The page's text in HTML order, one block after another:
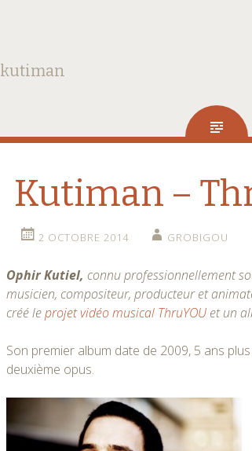
kutiman
Kutiman –
2 OCTOBRE 2014 GROBIGOU
Ophir Kutiel, connu professionnellement
musicien, compositeur, producteur et
créé leprojet vidéo musical ThruYOU et un
Son premier album date de 2009, 5 ans
deuxième opus.